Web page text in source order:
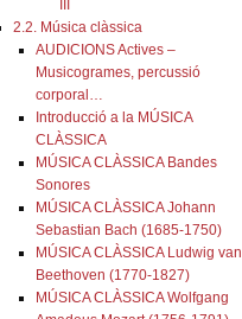
2.2. Música clàssica
AUDICIONS Actives –
Musicogrames, percussió
corporal…
Introducció a la MÚSICA
CLÀSSICA
MÚSICA CLÀSSICA Bandes
Sonores
MÚSICA CLÀSSICA Johann
Sebastian Bach (1685-1750)
MÚSICA CLÀSSICA Ludwig van
Beethoven (1770-1827)
MÚSICA CLÀSSICA Wolfgang